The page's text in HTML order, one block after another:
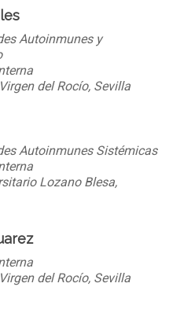
Autoinmunes y
del Rocío, Sevilla
Autoinmunes Sistémicas
Lozano Blesa,
del Rocío, Sevilla